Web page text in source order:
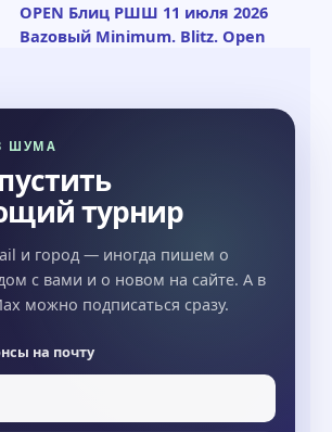
OPEN Блиц РШШ 11 июля 2026
Bazовый Minimum. Blitz. Open
ШУМА
турнир
и город — иногда пишем о
с вами и о новом на сайте. А в
можно подписаться сразу.
на почту